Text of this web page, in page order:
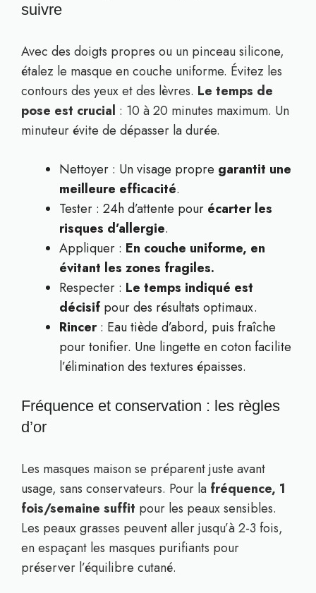
suivre
Avec des doigts propres ou un pinceau silicone,
étalez le masque en couche uniforme. Évitez les
contours des yeux et des lèvres. Le temps de
pose est crucial : 10 à 20 minutes maximum. Un
minuteur évite de dépasser la durée.
Nettoyer : Un visage propre garantit une
meilleure efficacité.
Tester : 24h d’attente pour écarter les
risques d’allergie.
Appliquer : En couche uniforme, en
évitant les zones fragiles.
Respecter : Le temps indiqué est
décisif pour des résultats optimaux.
Rincer: Eau tiède d’abord, puis fraîche
pour tonifier. Une lingette en coton facilite
l’élimination des textures épaisses.
Fréquence et conservation : les règles
d’or
Les masques maison se préparent juste avant
usage, sans conservateurs. Pour la fréquence, 1
fois/semaine suffit pour les peaux sensibles.
Les peaux grasses peuvent aller jusqu’à 2-3 fois,
en espaçant les masques purifiants pour
préserver l’équilibre cutané.